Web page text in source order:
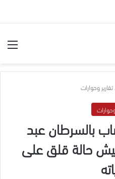
تقارير وحوارات
بالسرطان عبد
حالة قلق على